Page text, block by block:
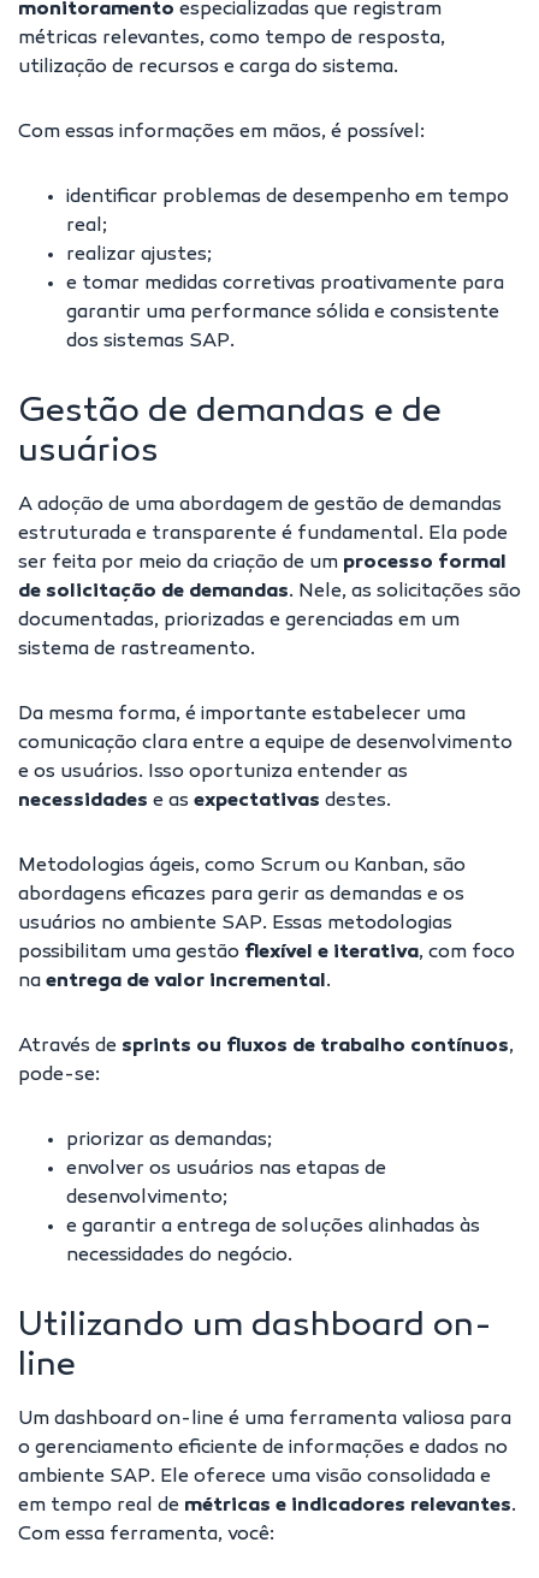
monitoramento especializadas que registram
métricas relevantes, como tempo de resposta,
utilização de recursos e carga do sistema.
Com essas informações em mãos, é possível:
identificar problemas de desempenho em tempo
real;
realizar ajustes;
e tomar medidas corretivas proativamente para
garantir uma performance sólida e consistente
dos sistemas SAP.
Gestão de demandas e de
usuários
A adoção de uma abordagem de gestão de demandas
estruturada e transparente é fundamental. Ela pode
ser feita por meio da criação de um processo formal
de solicitação de demandas. Nele, as solicitações são
documentadas, priorizadas e gerenciadas em um
sistema de rastreamento.
Da mesma forma, é importante estabelecer uma
comunicação clara entre a equipe de desenvolvimento
e os usuários. Isso oportuniza entender as
necessidades e as expectativas destes.
Metodologias ágeis, como Scrum ou Kanban, são
abordagens eficazes para gerir as demandas e os
usuários no ambiente SAP. Essas metodologias
possibilitam uma gestão flexível e iterativa, com foco
na entrega de valor incremental.
Através de sprints ou fluxos de trabalho contínuos,
pode-se:
priorizar as demandas;
envolver os usuários nas etapas de
desenvolvimento;
e garantir a entrega de soluções alinhadas às
necessidades do negócio.
Utilizando um dashboard on-
line
Um dashboard on-line é uma ferramenta valiosa para
o gerenciamento eficiente de informações e dados no
ambiente SAP. Ele oferece uma visão consolidada e
em tempo real de métricas e indicadores relevantes.
Com essa ferramenta, você: